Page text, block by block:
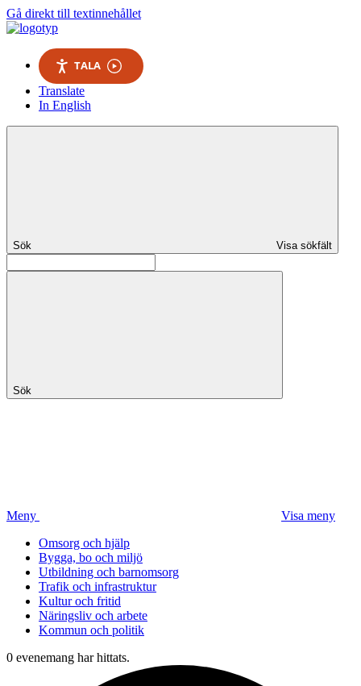
Gå direkt till textinnehållet
TALA
Translate
In English
Sök Visa sökfält
Sök
Meny
Visa meny
Omsorg och hjälp
Bygga, bo och miljö
Utbildning och barnomsorg
Trafik och infrastruktur
Kultur och fritid
Näringsliv och arbete
Kommun och politik
0 evenemang har hittats.